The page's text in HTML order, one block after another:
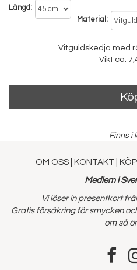
Längd
Material
Vitguldskedja med
Vikt ca:
Finns i
OM OSS KONTAKT
Medlem i
Vi löser in presentkort
Gratis försäkring för smycken
om så